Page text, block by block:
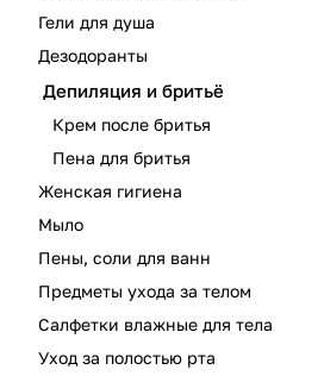
Гели для душа
Дезодоранты
Депиляция и бритьё
Крем после бритья
Пена для бритья
Женская гигиена
Мыло
Пены, соли для ванн
Предметы ухода за телом
Салфетки влажные для тела
Уход за полостью рта